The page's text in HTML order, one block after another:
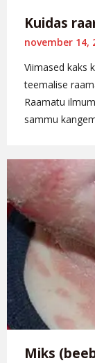
Kuidas
november 14,
Viimased kaks
teemalise
Raamatu
sammu
Miks